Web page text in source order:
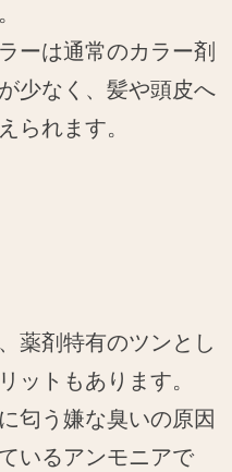
ーは通常のカラー剤
少なく、髪や頭皮へ
られます。
薬剤特有のツンとし
ットもあります。
匂う嫌な臭いの原因
いるアンモニアで